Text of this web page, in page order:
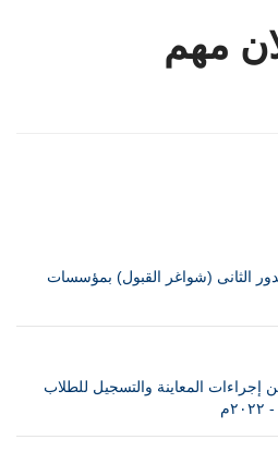
مهم
الثانى (شواغر القبول) بمؤسسات
إجراءات المعاينة والتسجيل للطلاب